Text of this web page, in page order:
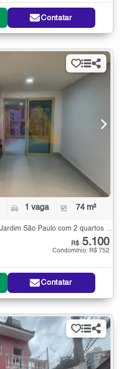
Contatar
1 vaga 74 m²
Apartamento para Alugar no Jardim São Paulo com 2 quartos - 74 m²
R$ 5.100
Condomínio: R$ 752
Contatar